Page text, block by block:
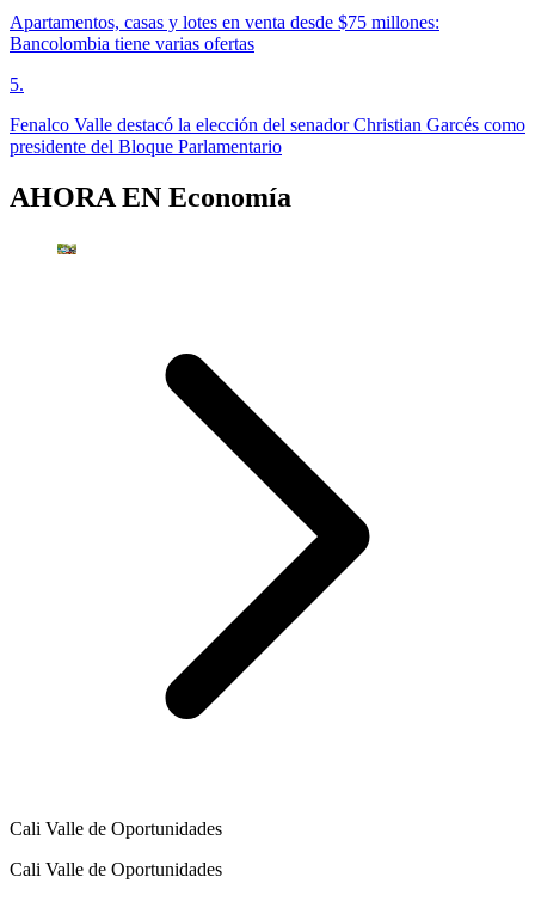
Apartamentos, casas y lotes en venta desde $75 millones:
Bancolombia tiene varias ofertas
5.
Fenalco Valle destacó la elección del senador Christian Garcés como
presidente del Bloque Parlamentario
AHORA EN Economía
Cali Valle de Oportunidades
Cali Valle de Oportunidades